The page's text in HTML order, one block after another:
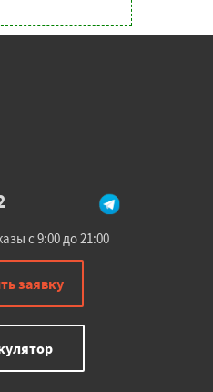
с 9:00 до 21:00
заявку